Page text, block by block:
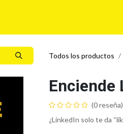
Todos los productos
Enciende
(0 reseña)
¿LinkedIn solo te da